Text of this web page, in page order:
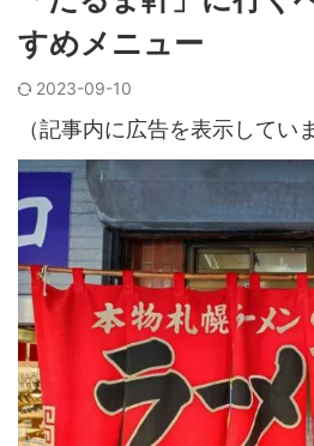
すめメニュー
2023-09-10
（記事内に広告を表示してい